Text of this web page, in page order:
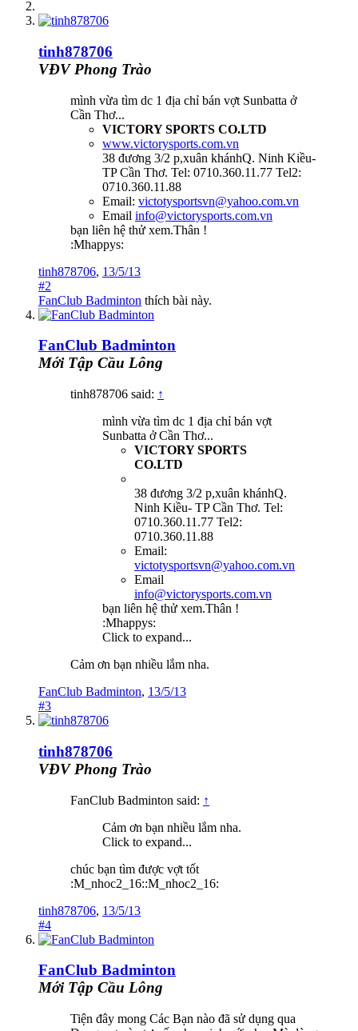
tinh878706
VĐV Phong Trào
mình vừa tìm dc 1 địa chỉ bán vợt Sunbatta ở
Cần Thơ...
VICTORY SPORTS CO.LTD
www.victorysports.com.vn
38 đương 3/2 p,xuân khánhQ. Ninh Kiều-
TP Cần Thơ. Tel: 0710.360.11.77 Tel2:
0710.360.11.88
Email: victotysportsvn@yahoo.com.vn
Email info@victorysports.com.vn
bạn liên hệ thử xem.Thân !
:Mhappys:
tinh878706, 13/5/13
#2
FanClub Badminton thích bài này.
FanClub Badminton
Mới Tập Cầu Lông
tinh878706 said: ↑
mình vừa tìm dc 1 địa chỉ bán vợt
Sunbatta ở Cần Thơ...
VICTORY SPORTS
CO.LTD
38 đương 3/2 p,xuân khánhQ.
Ninh Kiều- TP Cần Thơ. Tel:
0710.360.11.77 Tel2:
0710.360.11.88
Email:
victotysportsvn@yahoo.com.vn
Email
info@victorysports.com.vn
bạn liên hệ thử xem.Thân !
:Mhappys:
Click to expand...
Cảm ơn bạn nhiều lắm nha.
FanClub Badminton, 13/5/13
#3
tinh878706
VĐV Phong Trào
FanClub Badminton said: ↑
Cảm ơn bạn nhiều lắm nha.
Click to expand...
chúc bạn tìm được vợt tốt
:M_nhoc2_16::M_nhoc2_16:
tinh878706, 13/5/13
#4
FanClub Badminton
Mới Tập Cầu Lông
Tiện đây mong Các Bạn nào đã sử dụng qua